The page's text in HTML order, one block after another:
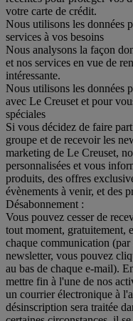
votre carte de crédit.
Nous utilisons les données
services à vos besoins
Nous analysons la façon
et nos services en vue de
intéressante.
Nous utilisons les données
avec Le Creuset et pour
spéciales
Si vous décidez de faire
groupe et de recevoir les
marketing de Le Creuset,
personnalisées et vous
produits, des offres
évènements à venir, et des
Désabonnement :
Vous pouvez cesser de
tout moment, gratuitement,
chaque communication
newsletter, vous pouvez
au bas de chaque e-mail).
mettre fin à l'une de nos
un courrier électronique à
désinscription sera traitée